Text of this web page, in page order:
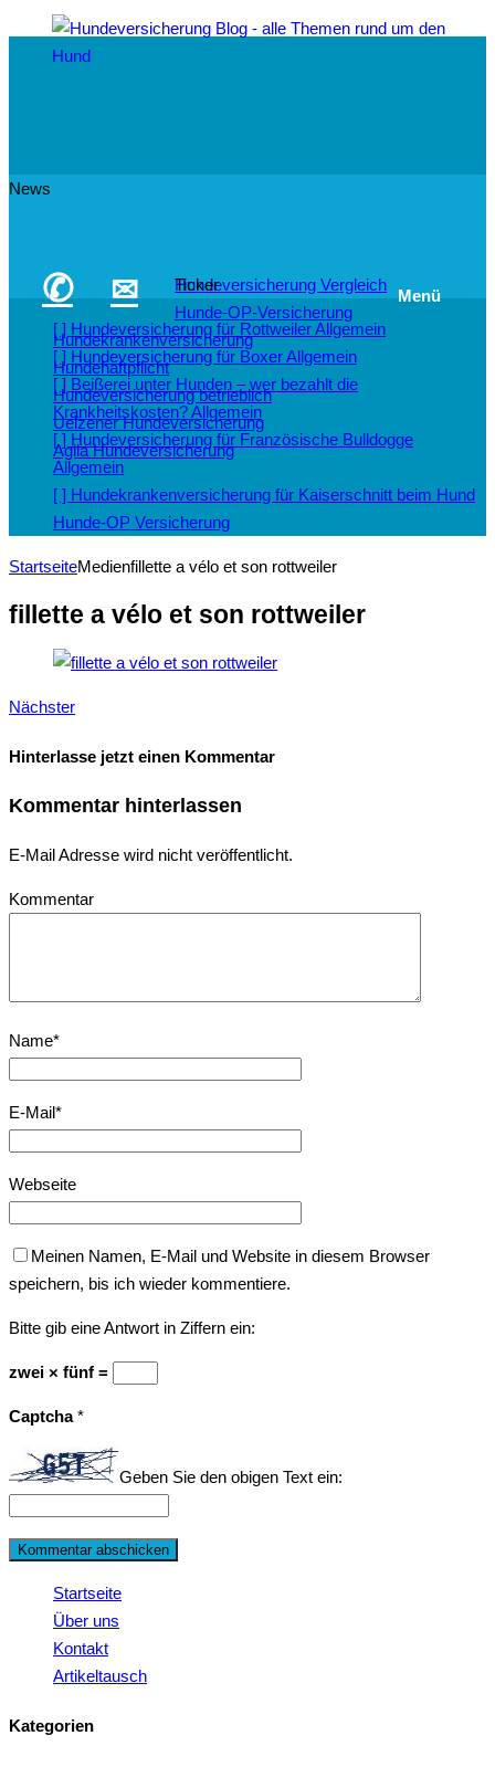
✆ ✉ Menü
Hundeversicherung Vergleich
Hunde-OP-Versicherung
Hundekrankenversicherung
Hundehaftpflicht
Hundeversicherung betrieblich
Uelzener Hundeversicherung
Agila Hundeversicherung
News
Ticker
[ ] Hundeversicherung für RottweilerAllgemein
[ ] Hundeversicherung für BoxerAllgemein
[ ] Beißerei unter Hunden – wer bezahlt die
Krankheitskosten?Allgemein
[ ] Hundeversicherung für Französische Bulldogge
Allgemein
[ ] Hundekrankenversicherung für Kaiserschnitt beim Hund
Hunde-OP Versicherung
StartseiteMedienfillette a vélo et son rottweiler
fillette a vélo et son rottweiler
Nächster
Hinterlasse jetzt einen Kommentar
Kommentar hinterlassen
E-Mail Adresse wird nicht veröffentlicht.
Kommentar
Name*
E-Mail*
Webseite
Meinen Namen, E-Mail und Website in diesem Browser
speichern, bis ich wieder kommentiere.
Bitte gib eine Antwort in Ziffern ein:
zwei × fünf =
Captcha*
Geben Sie den obigen Text ein:
Startseite
Über uns
Kontakt
Artikeltausch
Kategorien